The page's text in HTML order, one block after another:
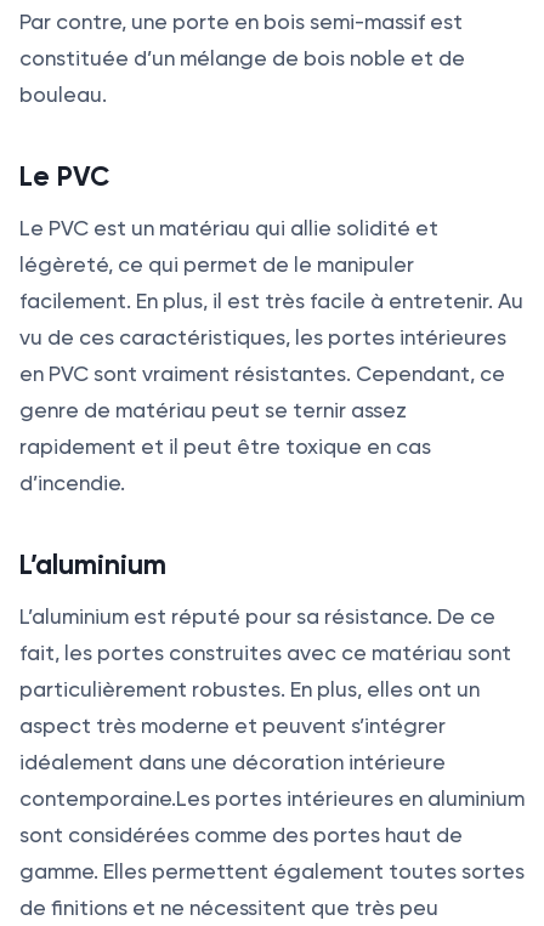
Par contre, une porte en bois semi-massif est
constituée d’un mélange de bois noble et de
bouleau.
Le PVC
Le PVC est un matériau qui allie solidité et
légèreté, ce qui permet de le manipuler
facilement. En plus, il est très facile à entretenir. Au
vu de ces caractéristiques, les portes intérieures
en PVC sont vraiment résistantes. Cependant, ce
genre de matériau peut se ternir assez
rapidement et il peut être toxique en cas
d’incendie.
L’aluminium
L’aluminium est réputé pour sa résistance. De ce
fait, les portes construites avec ce matériau sont
particulièrement robustes. En plus, elles ont un
aspect très moderne et peuvent s’intégrer
idéalement dans une décoration intérieure
contemporaine.Les portes intérieures en aluminium
sont considérées comme des portes haut de
gamme. Elles permettent également toutes sortes
de finitions et ne nécessitent que très peu